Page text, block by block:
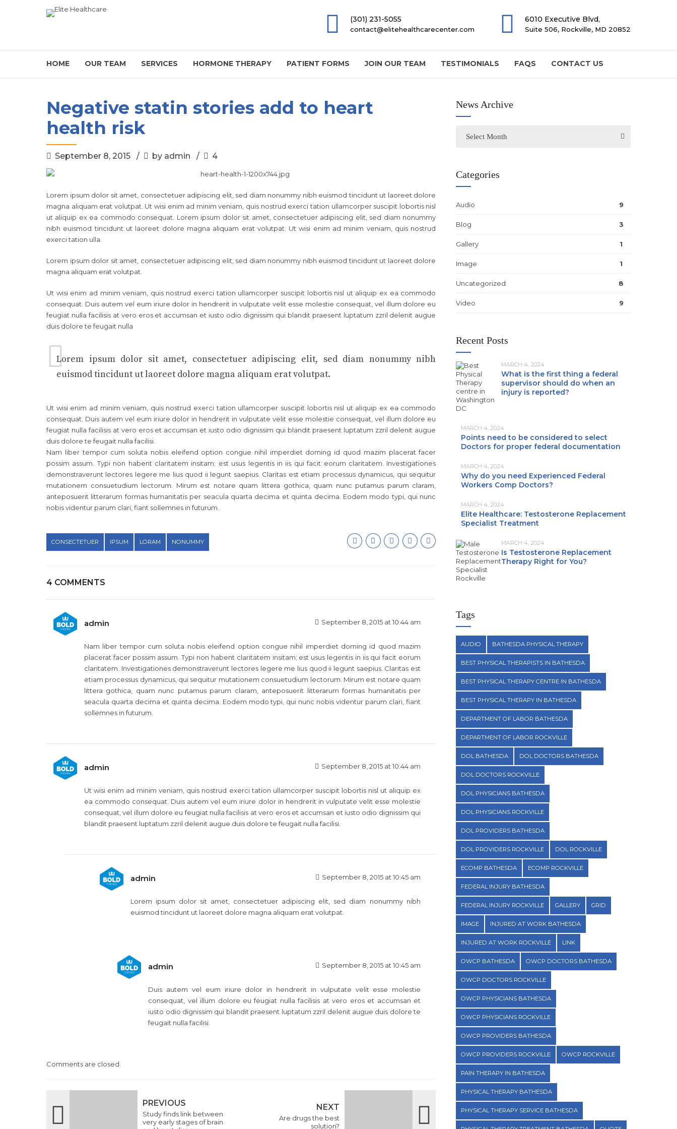
(301) 231-5055
contact@elitehealthcarecenter.com
6010 Executive Blvd,
Suite 506, Rockville, MD 20852
HOME OUR TEAM SERVICES HORMONE THERAPY PATIENT FORMS JOIN OUR TEAM TESTIMONIALS FAQS CONTACT US
Negative statin stories add to heart
health risk
September 8, 2015 by admin 4
Lorem ipsum dolor sit amet, consectetuer adipiscing elit, sed diam nonummy nibh euismod tincidunt ut laoreet dolore
magna aliquam erat volutpat. Ut wisi enim ad minim veniam, quis nostrud exerci tation ullamcorper suscipit lobortis nisl
ut aliquip ex ea commodo consequat. Lorem ipsum dolor sit amet, consectetuer adipiscing elit, sed diam nonummy
nibh euismod tincidunt ut laoreet dolore magna aliquam erat volutpat. Ut wisi enim ad minim veniam, quis nostrud
exerci tation ulla.
Lorem ipsum dolor sit amet, consectetuer adipiscing elit, sed diam nonummy nibh euismod tincidunt ut laoreet dolore
magna aliquam erat volutpat.
Ut wisi enim ad minim veniam, quis nostrud exerci tation ullamcorper suscipit lobortis nisl ut aliquip ex ea commodo
consequat. Duis autem vel eum iriure dolor in hendrerit in vulputate velit esse molestie consequat, vel illum dolore eu
feugiat nulla facilisis at vero eros et accumsan et iusto odio dignissim qui blandit praesent luptatum zzril delenit augue
duis dolore te feugait nulla
Lorem ipsum dolor sit amet, consectetuer adipiscing elit, sed diam nonummy nibh
euismod tincidunt ut laoreet dolore magna aliquam erat volutpat.
Ut wisi enim ad minim veniam, quis nostrud exerci tation ullamcorper suscipit lobortis nisl ut aliquip ex ea commodo
consequat. Duis autem vel eum iriure dolor in hendrerit in vulputate velit esse molestie consequat, vel illum dolore eu
feugiat nulla facilisis at vero eros et accumsan et iusto odio dignissim qui blandit praesent luptatum zzril delenit augue
duis dolore te feugait nulla facilisi.
Nam liber tempor cum soluta nobis eleifend option congue nihil imperdiet doming id quod mazim placerat facer
possim assum. Typi non habent claritatem insitam; est usus legentis in iis qui facit eorum claritatem. Investigationes
demonstraverunt lectores legere me lius quod ii legunt saepius. Claritas est etiam processus dynamicus, qui sequitur
mutationem consuetudium lectorum. Mirum est notare quam littera gothica, quam nunc putamus parum claram,
anteposuerit litterarum formas humanitatis per seacula quarta decima et quinta decima. Eodem modo typi, qui nunc
nobis videntur parum clari, fiant sollemnes in futurum.
CONSECTETUER IPSUM LORAM NONUMMY
4 COMMENTS
admin September 8, 2015 at 10:44 am
Nam liber tempor cum soluta nobis eleifend option congue nihil imperdiet doming id quod mazim
placerat facer possim assum. Typi non habent claritatem insitam; est usus legentis in iis qui facit eorum
claritatem. Investigationes demonstraverunt lectores legere me lius quod ii legunt saepius. Claritas est
etiam processus dynamicus, qui sequitur mutationem consuetudium lectorum. Mirum est notare quam
littera gothica, quam nunc putamus parum claram, anteposuerit litterarum formas humanitatis per
seacula quarta decima et quinta decima. Eodem modo typi, qui nunc nobis videntur parum clari, fiant
sollemnes in futurum.
admin September 8, 2015 at 10:44 am
Ut wisi enim ad minim veniam, quis nostrud exerci tation ullamcorper suscipit lobortis nisl ut aliquip ex
ea commodo consequat. Duis autem vel eum iriure dolor in hendrerit in vulputate velit esse molestie
consequat, vel illum dolore eu feugiat nulla facilisis at vero eros et accumsan et iusto odio dignissim qui
blandit praesent luptatum zzril delenit augue duis dolore te feugait nulla facilisi.
admin September 8, 2015 at 10:45 am
Lorem ipsum dolor sit amet, consectetuer adipiscing elit, sed diam nonummy nibh
euismod tincidunt ut laoreet dolore magna aliquam erat volutpat.
admin September 8, 2015 at 10:45 am
Duis autem vel eum iriure dolor in hendrerit in vulputate velit esse molestie
consequat, vel illum dolore eu feugiat nulla facilisis at vero eros et accumsan et
iusto odio dignissim qui blandit praesent luptatum zzril delenit augue duis dolore te
feugait nulla facilisi.
Comments are closed.
PREVIOUS
Study finds link between
very early stages of brain
NEXT
Are drugs the best
solution?
News Archive
Select Month
Categories
Audio 9
Blog 3
Gallery 1
Image 1
Uncategorized 8
Video 9
Recent Posts
MARCH 4, 2024
What is the first thing a federal
supervisor should do when an
injury is reported?
MARCH 4, 2024
Points need to be considered to select
Doctors for proper federal documentation
MARCH 4, 2024
Why do you need Experienced Federal
Workers Comp Doctors?
MARCH 4, 2024
Elite Healthcare: Testosterone Replacement
Specialist Treatment
MARCH 4, 2024
Is Testosterone Replacement
Therapy Right for You?
Tags
AUDIO BATHESDA PHYSICAL THERAPY
BEST PHYSICAL THERAPISTS IN BATHESDA
BEST PHYSICAL THERAPY CENTRE IN BATHESDA
BEST PHYSICAL THERAPY IN BATHESDA
DEPARTMENT OF LABOR BATHESDA
DEPARTMENT OF LABOR ROCKVILLE
DOL BATHESDA DOL DOCTORS BATHESDA
DOL DOCTORS ROCKVILLE
DOL PHYSICIANS BATHESDA
DOL PHYSICIANS ROCKVILLE
DOL PROVIDERS BATHESDA
DOL PROVIDERS ROCKVILLE DOL ROCKVILLE
ECOMP BATHESDA ECOMP ROCKVILLE
FEDERAL INJURY BATHESDA
FEDERAL INJURY ROCKVILLE GALLERY GRID
IMAGE INJURED AT WORK BATHESDA
INJURED AT WORK ROCKVILLE LINK
OWCP BATHESDA OWCP DOCTORS BATHESDA
OWCP DOCTORS ROCKVILLE
OWCP PHYSICIANS BATHESDA
OWCP PHYSICIANS ROCKVILLE
OWCP PROVIDERS BATHESDA
OWCP PROVIDERS ROCKVILLE OWCP ROCKVILLE
PAIN THERAPY IN BATHESDA
PHYSICAL THERAPY BATHESDA
PHYSICAL THERAPY SERVICE BATHESDA